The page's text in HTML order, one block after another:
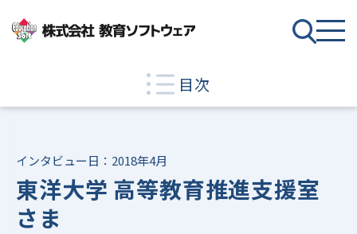
インタビュー日：2018年4月
東洋大学 高等教育推進支援室
さま
目次